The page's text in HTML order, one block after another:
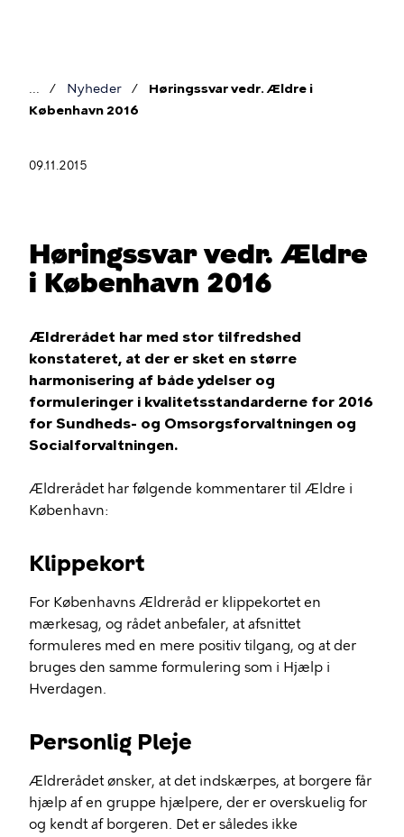
Brødkrumme
Nyheder
Høringssvar vedr. Ældre i
København 2016
09.11.2015
Høringssvar vedr. Ældre
i København 2016
Ældrerådet har med stor tilfredshed
konstateret, at der er sket en større
harmonisering af både ydelser og
formuleringer i kvalitetsstandarderne for 2016
for Sundheds- og Omsorgsforvaltningen og
Socialforvaltningen.
Ældrerådet har følgende kommentarer til Ældre i
København:
Klippekort
For Københavns Ældreråd er klippekortet en
mærkesag, og rådet anbefaler, at afsnittet
formuleres med en mere positiv tilgang, og at der
bruges den samme formulering som i Hjælp i
Hverdagen.
Personlig Pleje
Ældrerådet ønsker, at det indskærpes, at borgere får
hjælp af en gruppe hjælpere, der er overskuelig for
og kendt af borgeren. Det er således ikke